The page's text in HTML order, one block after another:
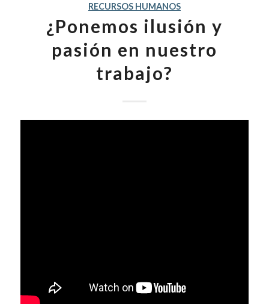
RECURSOS HUMANOS
¿Ponemos ilusión y
pasión en nuestro
trabajo?